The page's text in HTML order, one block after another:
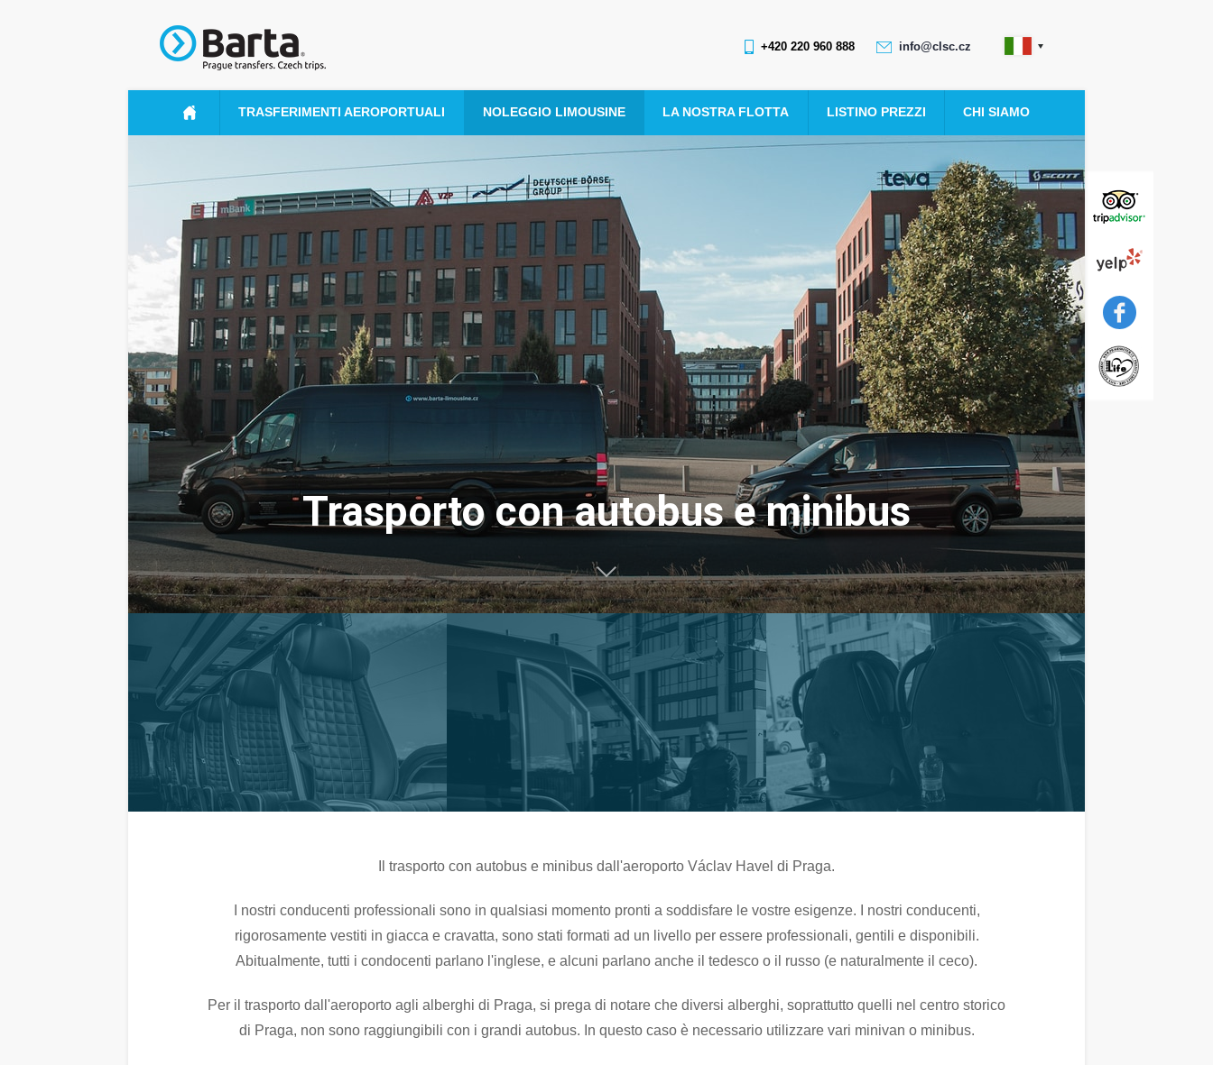
+420 220 960 888 info@clsc.cz
TRASFERIMENTI AEROPORTUALI NOLEGGIO LIMOUSINE LA NOSTRA FLOTTA LISTINO PREZZI CHI SIAMO
Trasporto con autobus e minibus
Il trasporto con autobus e minibus dall'aeroporto Václav Havel di Praga.
I nostri conducenti professionali sono in qualsiasi momento pronti a soddisfare le vostre esigenze. I nostri conducenti,
rigorosamente vestiti in giacca e cravatta, sono stati formati ad un livello per essere professionali, gentili e disponibili.
Abitualmente, tutti i condocenti parlano l'inglese, e alcuni parlano anche il tedesco o il russo (e naturalmente il ceco).
Per il trasporto dall'aeroporto agli alberghi di Praga, si prega di notare che diversi alberghi, soprattutto quelli nel centro storico
di Praga, non sono raggiungibili con i grandi autobus. In questo caso è necessario utilizzare vari minivan o minibus.